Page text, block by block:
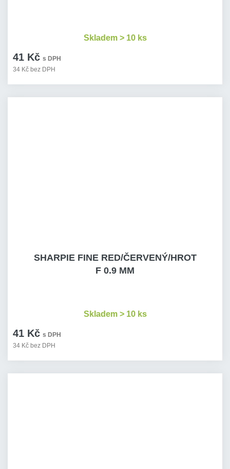
41 Kč s DPH
34 Kč bez DPH
Skladem > 10 ks
SHARPIE FINE RED/ČERVENÝ/HROT
F 0.9 MM
41 Kč s DPH
34 Kč bez DPH
Skladem > 10 ks